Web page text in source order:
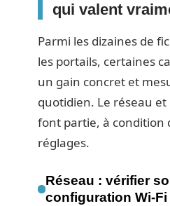
qui valent
Parmi les dizaines de
les portails, certaines
un gain concret et
quotidien. Le réseau
font partie, à condition
réglages.
Réseau : vérifier
configuration Wi-Fi